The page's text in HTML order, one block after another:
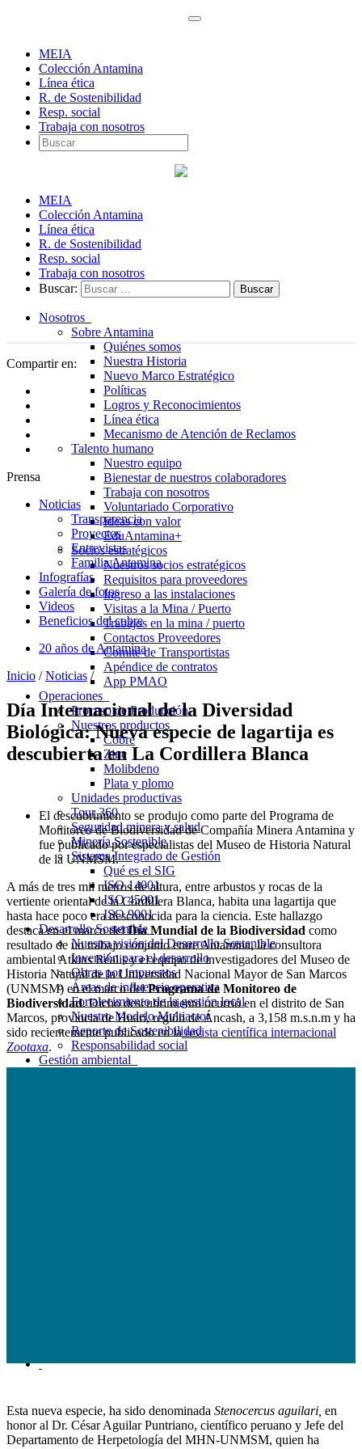
MEIA
Colección Antamina
Línea ética
R. de Sostenibilidad
Resp. social
Trabaja con nosotros
MEIA
Colección Antamina
Línea ética
R. de Sostenibilidad
Resp. social
Trabaja con nosotros
Buscar:
Nosotros
Sobre Antamina
Quiénes somos
Nuestra Historia
Nuevo Marco Estratégico
Políticas
Logros y Reconocimientos
Línea ética
Mecanismo de Atención de Reclamos
Talento humano
Nuestro equipo
Bienestar de nuestros colaboradores
Trabaja con nosotros
Voluntariado Corporativo
Ideas con valor
EduAntamina+
Socios estratégicos
Nuestros socios estratégicos
Requisitos para proveedores
Ingreso a las instalaciones
Visitas a la Mina / Puerto
Trabajos en la mina / puerto
Contactos Proveedores
Comité de Transportistas
Apéndice de contratos
App PMAO
Operaciones
Proceso de Producción
Nuestros productos
Cobre
Zinc
Molibdeno
Plata y plomo
Unidades productivas
Tour 360
Seguridad minera y salud
Minería Sostenible
Sistema Integrado de Gestión
Qué es el SIG
ISO 14001
ISO 45001
ISO 9001
Desarrollo Sostenible
Nuestra visión del Desarrollo Sostenible
Inversión para el desarrollo
Obras por impuestos
Áreas de influencia operativa
Fortalecimiento de la gestión local
Nuestro Modelo Multiactor
Reporte de Sostenibilidad
Responsabilidad social
Gestión ambiental
Compartir en:
Prensa
Noticias
Transparencia
Proyectos
Entrevistas
Familia Antamina
Infografías
Galería de fotos
Videos
Beneficios del cobre
20 años de Antamina
Inicio /Noticias /
Día Internacional de la Diversidad
Biológica: Nueva especie de lagartija es
descubierta en La Cordillera Blanca
El descubrimiento se produjo como parte del Programa de
Monitoreo de Biodiversidad de Compañía Minera Antamina y
fue publicado por especialistas del Museo de Historia Natural
de la UNMSM.
A más de tres mil metros de altura, entre arbustos y rocas de la
vertiente oriental de la Cordillera Blanca, habita una lagartija que
hasta hace poco era desconocida para la ciencia. Este hallazgo
destaca en el marco delDía Mundial de la Biodiversidad como
resultado de un trabajo conjunto entre Antamina, la consultora
ambiental Atkins Réalis y el equipo de investigadores del Museo de
Historia Natural de la Universidad Nacional Mayor de San Marcos
(UNMSM) en el marco delPrograma de Monitoreo de
Biodiversidad. Dicho descubrimiento ocurrió en el distrito de San
Marcos, provincia de Huari, región de Áncash, a 3,158 m.s.n.m y ha
sido recientemente publicado en larevista científica internacional
Zootaxa.
Esta nueva especie, ha sido denominada Stenocercus aguilari, en
honor al Dr. César Aguilar Puntriano, científico peruano y Jefe del
Departamento de Herpetología del MHN-UNMSM, quien ha